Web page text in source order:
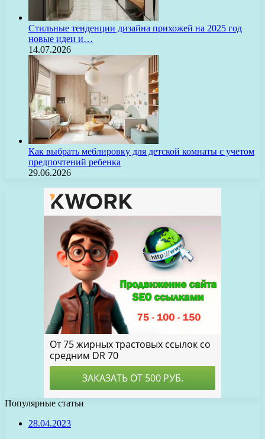
Стильные тенденции дизайна прихожей на 2025 год
новые идеи и…
14.07.2026
Как выбрать меблировку для детской комнаты с учетом
предпочтений ребенка
29.06.2026
Популярные статьи
28.04.2023